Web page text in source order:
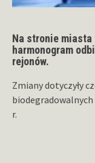
Na stronie miasta
harmonogram
rejonów.
Zmiany dotyczyły
biodegradowalnych
r.